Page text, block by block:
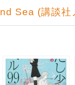
Sea (講談社